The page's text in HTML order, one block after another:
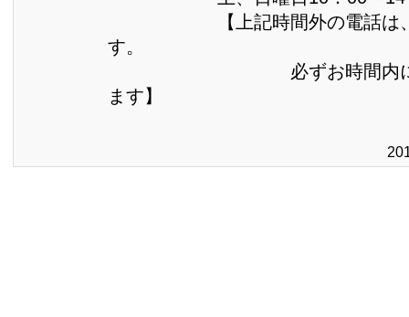
【上記時間外の電話は、
す。
必ずお時間内にお願
ます】